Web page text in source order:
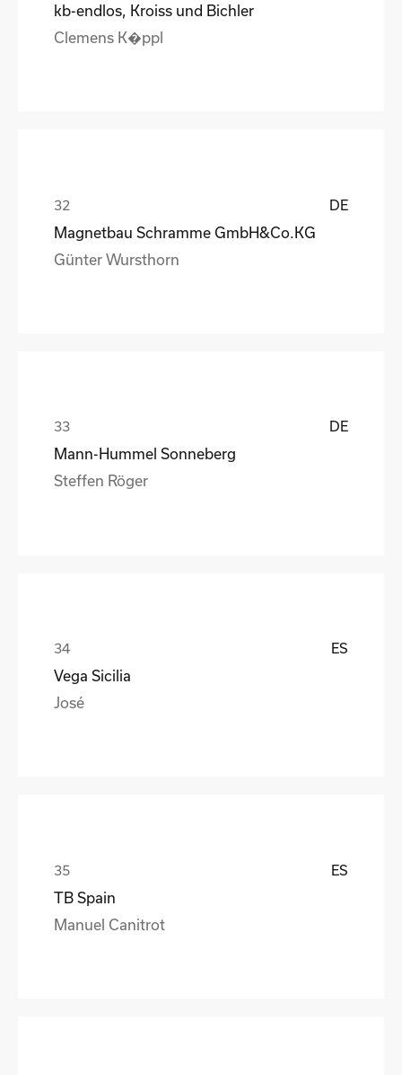
kb-endlos, Kroiss und Bichler
Clemens K�ppl
DE
Magnetbau Schramme GmbH&Co.KG
Günter Wursthorn
DE
Mann-Hummel Sonneberg
Steffen Röger
ES
Vega Sicilia
José
ES
TB Spain
Manuel Canitrot